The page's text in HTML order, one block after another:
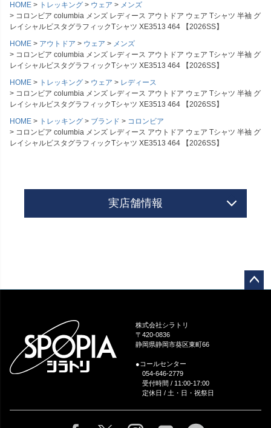
HOME トレッキング ウェア
メンズ
コロンビア columbia メンズ レディース アウトドア ウェア Tシャツ 半袖 グ
レイシャルビスタグラフィックTシャツ XE3513 464 【2026SS】
HOME
アウトドア ウェア
メンズ
コロンビア columbia メンズ レディース アウトドア ウェア Tシャツ 半袖 グ
レイシャルビスタグラフィックTシャツ XE3513 464 【2026SS】
HOME
トレッキング ウェア
レディース
コロンビア columbia メンズ レディース アウトドア ウェア Tシャツ 半袖 グ
レイシャルビスタグラフィックTシャツ XE3513 464 【2026SS】
HOME
トレッキング ブランド
コロンビア
コロンビア columbia メンズ レディース アウトドア ウェア Tシャツ 半袖 グ
レイシャルビスタグラフィックTシャツ XE3513 464 【2026SS】
実店舗情報
株式会社シラトリ
〒420-0836
静岡県静岡市葵区東町66
●コールセンター
054-646-2779
受付時間 / 11:00-17:00
定休日 / 土・日・祝祭日